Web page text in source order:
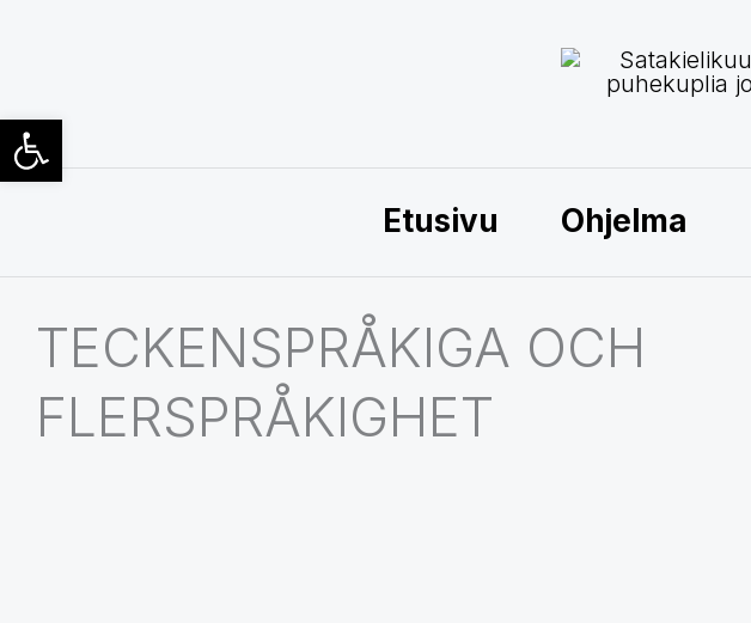
Etusivu Ohjelma
TECKENSPRÅKIGA OCH
FLERSPRÅKIGHET
Open toolbar